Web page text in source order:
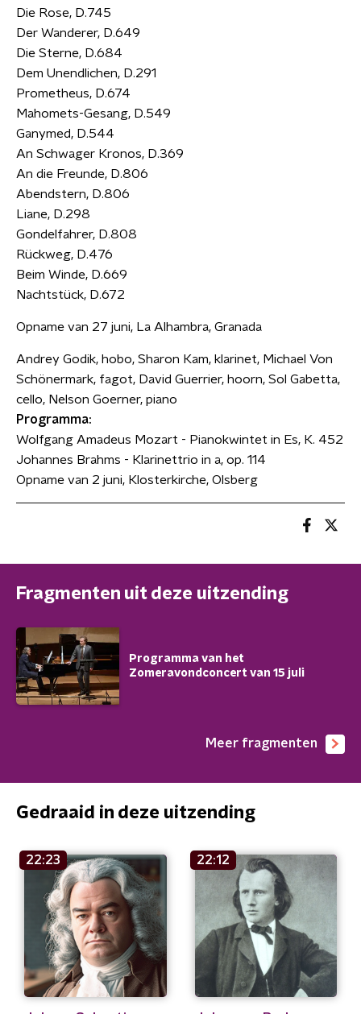
Die Rose, D.745
Der Wanderer, D.649
Die Sterne, D.684
Dem Unendlichen, D.291
Prometheus, D.674
Mahomets-Gesang, D.549
Ganymed, D.544
An Schwager Kronos, D.369
An die Freunde, D.806
Abendstern, D.806
Liane, D.298
Gondelfahrer, D.808
Rückweg, D.476
Beim Winde, D.669
Nachtstück, D.672
Opname van 27 juni, La Alhambra, Granada
Andrey Godik, hobo, Sharon Kam, klarinet, Michael Von
Schönermark, fagot, David Guerrier, hoorn, Sol Gabetta,
cello, Nelson Goerner, piano
Programma:
Wolfgang Amadeus Mozart - Pianokwintet in Es, K. 452
Johannes Brahms - Klarinettrio in a, op. 114
Opname van 2 juni, Klosterkirche, Olsberg
Fragmenten uit deze uitzending
Programma van het
Zomeravondconcert van 15 juli
Meer fragmenten
Gedraaid in deze uitzending
22:23 22:12